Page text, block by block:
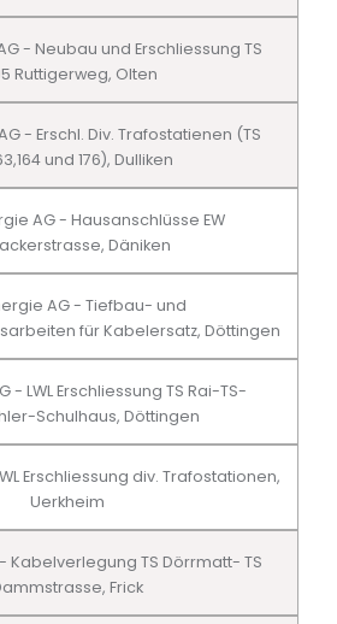
- Neubau und Erschliessung TS
Ruttigerweg, Olten
- Erschl. Div. Trafostatienen (TS
und 176), Dulliken
AG - Hausanschlüsse EW
Däniken
AG - Tiefbau- und
für Kabelersatz, Döttingen
- LWL Erschliessung TS Rai-TS-
Schulhaus, Döttingen
Erschliessung div. Trafostationen,
Uerkheim
- Kabelverlegung TS Dörrmatt- TS
Frick